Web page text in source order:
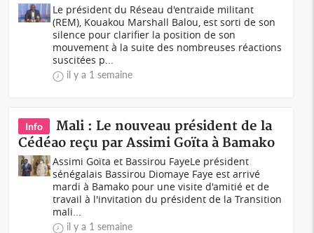
Le président du Réseau d'entraide militant
(REM), Kouakou Marshall Balou, est sorti de son
silence pour clarifier la position de son
mouvement à la suite des nombreuses réactions
suscitées p...
il y a 1 semaine
Info
Mali : Le nouveau président de la
Cédéao reçu par Assimi Goïta à Bamako
Assimi Goïta et Bassirou FayeLe président
sénégalais Bassirou Diomaye Faye est arrivé
mardi à Bamako pour une visite d'amitié et de
travail à l'invitation du président de la Transition
mali...
il y a 1 semaine